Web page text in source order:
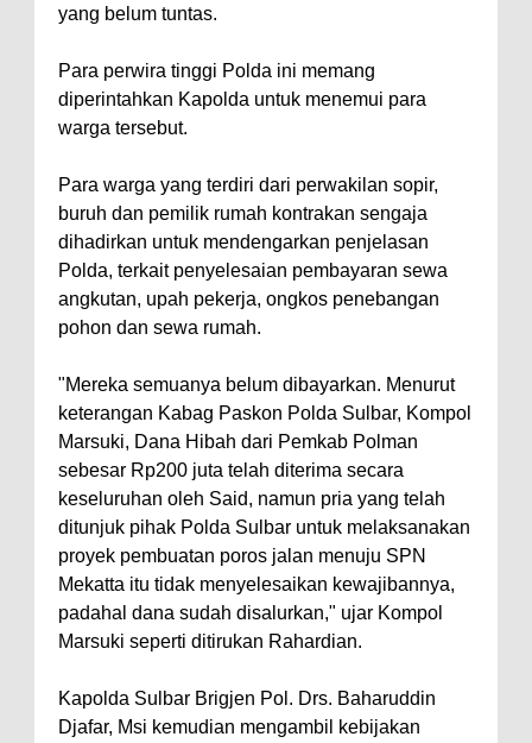
yang belum tuntas.
Para perwira tinggi Polda ini memang
diperintahkan Kapolda untuk menemui para
warga tersebut.
Para warga yang terdiri dari perwakilan sopir,
buruh dan pemilik rumah kontrakan sengaja
dihadirkan untuk mendengarkan penjelasan
Polda, terkait penyelesaian pembayaran sewa
angkutan, upah pekerja, ongkos penebangan
pohon dan sewa rumah.
"Mereka semuanya belum dibayarkan. Menurut
keterangan Kabag Paskon Polda Sulbar, Kompol
Marsuki, Dana Hibah dari Pemkab Polman
sebesar Rp200 juta telah diterima secara
keseluruhan oleh Said, namun pria yang telah
ditunjuk pihak Polda Sulbar untuk melaksanakan
proyek pembuatan poros jalan menuju SPN
Mekatta itu tidak menyelesaikan kewajibannya,
padahal dana sudah disalurkan," ujar Kompol
Marsuki seperti ditirukan Rahardian.
Kapolda Sulbar Brigjen Pol. Drs. Baharuddin
Djafar, Msi kemudian mengambil kebijakan